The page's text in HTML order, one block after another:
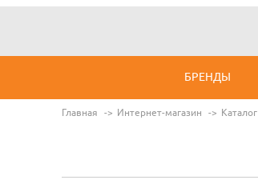
БРЕНДЫ
Главная Интернет-магазин Каталог